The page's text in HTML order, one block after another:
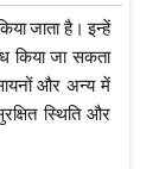
जाता है। इन्हें
किया जा सकता
और अन्य में
स्थिति और